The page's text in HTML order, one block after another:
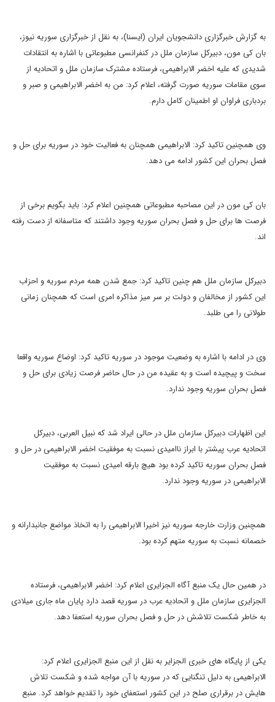
به گزارش خبرگزاری دانشجویان ایران (ایسنا)، به نقل از خبرگزاری سوریه نیوز،
بان کی مون، دبیرکل سازمان ملل در کنفرانسی مطبوعاتی با اشاره به انتقادات
شدیدی که علیه اخضر الابراهیمی، فرستاده مشترک سازمان ملل و اتحادیه از
سوی مقامات سوریه صورت گرفته، اعلام کرد: من به اخضر الابراهیمی و صبر و
بردباری فراوان او اطمینان کامل دارم.
وی همچنین تاکید کرد: الابراهیمی همچنان به فعالیت خود در سوریه برای حل و
فصل بحران این کشور ادامه می دهد.
بان کی مون در این مصاحبه مطبوعاتی همچنین اعلام کرد: باید بگویم برخی از
فرصت ها برای حل و فصل بحران سوریه وجود داشتند که متاسفانه از دست رفته
اند.
دبیرکل سازمان ملل هم چنین تاکید کرد: جمع شدن همه مردم سوریه و احزاب
این کشور از مخالفان و دولت بر سر میز مذاکره امری است که همچنان زمانی
طولانی را می طلبد.
وی در ادامه با اشاره به وضعیت موجود در سوریه تاکید کرد: اوضاع سوریه واقعا
سخت و پیچیده است و به عقیده من در حال حاضر فرصت زیادی برای حل و
فصل بحران سوریه وجود ندارد.
این اظهارات دبیرکل سازمان ملل در حالی ایراد شد که نبیل العربی، دبیرکل
اتحادیه عرب پیشتر با ابراز ناامیدی نسبت به موفقیت اخضر الابراهیمی در حل و
فصل بحران سوریه تاکید کرده بود هیچ بارقه امیدی نسبت به موفقیت
الابراهیمی در سوریه وجود ندارد.
همچنین وزارت خارجه سوریه نیز اخیرا الابراهیمی را به اتخاذ مواضع جانبدارانه و
خصمانه نسبت به سوریه متهم کرده بود.
در همین حال یک منبع آگاه الجزایری اعلام کرد: اخضر الابراهیمی، فرستاده
الجزایری سازمان ملل و اتحادیه عرب در سوریه قصد دارد پایان ماه جاری میلادی
به خاطر شکست تلاشش در حل و فصل بحران سوریه استعفا دهد.
یکی از پایگاه های خبری الجزایر به نقل از این منبع الجزایری اعلام کرد:
الابراهیمی به دلیل تنگنایی که در سوریه با آن مواجه شده و شکست تلاش
هایش در برقراری صلح در این کشور استعفای خود را تقدیم خواهد کرد. منبع